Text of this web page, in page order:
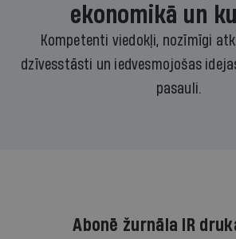
ekonomikā un
Kompetenti viedokļi, nozīmīgi
dzīvesstāsti un iedvesmojošas
pasauli.
Abonē žurnāla IR